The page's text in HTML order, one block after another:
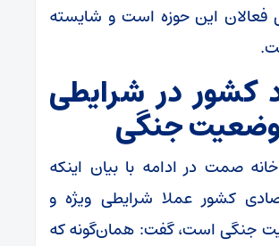
این حوزه است و شایسته
کشور در شرایطی
جنگی
صمت در ادامه با بیان اینکه
کشور عملا شرایطی ویژه و
جنگی است، گفت: همان‌گونه که